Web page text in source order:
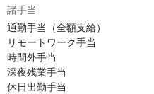
諸手当
通勤手当（全額支給）
リモートワーク手当
時間外手当
深夜残業手当
休日出勤手当